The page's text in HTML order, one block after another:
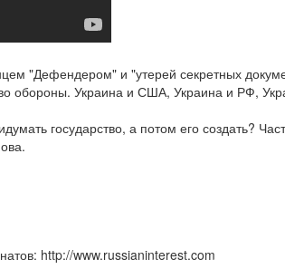
"Дефендером" и "утерей секретных
обороны. Украина и США, Украина и РФ,
государство, а потом его создать?
http://www.russianinterest.com